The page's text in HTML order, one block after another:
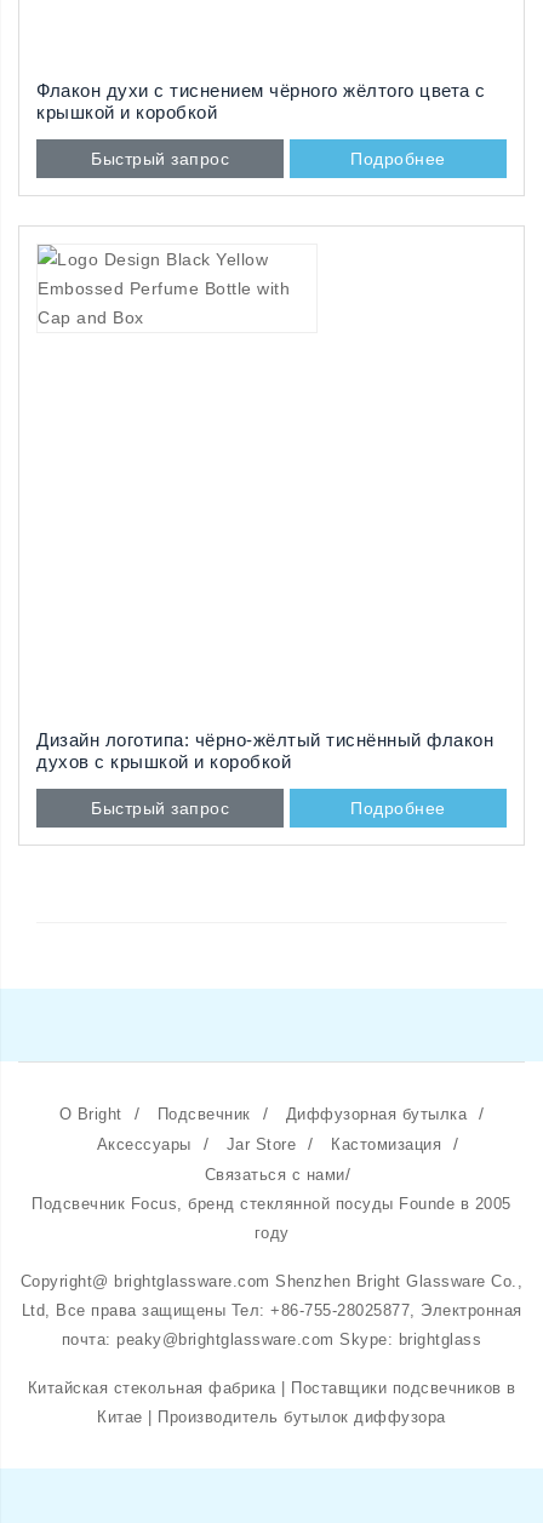
Флакон духи с тиснением чёрного жёлтого цвета с
крышкой и коробкой
Быстрый запрос Подробнее
Дизайн логотипа: чёрно-жёлтый тиснённый флакон
духов с крышкой и коробкой
Быстрый запрос Подробнее
О Bright / Подсвечник / Диффузорная бутылка /
Аксессуары / Jar Store / Кастомизация /
Связаться с нами/
Подсвечник Focus, бренд стеклянной посуды Founde в 2005
году
Copyright@ brightglassware.com Shenzhen Bright Glassware Co.,
Ltd, Все права защищены Тел: +86-755-28025877, Электронная
почта: peaky@brightglassware.com Skype: brightglass
Китайская стекольная фабрика | Поставщики подсвечников в
Китае | Производитель бутылок диффузора